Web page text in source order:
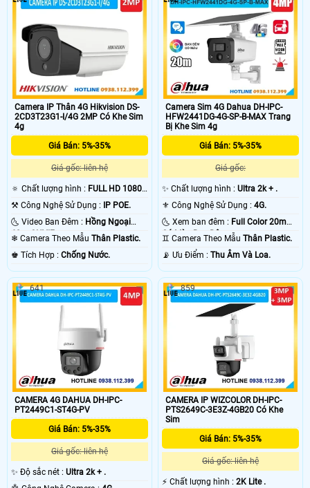
Camera IP Thân 4G Hikvision DS-
2CD3T23G1-I/4G 2MP Có Khe Sim
4g
Giá Bán: 5%-35%
Giá gốc: liên hệ
🔅 Chất lượng hình : FULL HD 1080P
⚒ Công Nghệ Sử Dụng : IP POE.
🌜 Video Ban Đêm : Hồng Ngoại
60m ONVIF.
❄ Camera Theo Mẫu Thân Plastic.
️♚ Tích Hợp : Chống Nước.
Camera Sim 4G Dahua DH-IPC-
HFW2441DG-4G-SP-B-MAX Trang
Bị Khe Sim 4g
Giá Bán: 5%-35%
Giá gốc:
✨ Chất lượng hình :Ultra 2k + .
⚜️ Công Nghệ Sử Dụng :4G.
🌜 Xem ban đêm : Full Color 20m
Có Màu Ban Ðêm.
♊ Camera Theo MẫuThân Plastic.
️📡 Ưu Điểm :Thu Âm Và Loa.
CAMERA 4G DAHUA DH-IPC-
PT2449C1-ST4G-PV
Giá Bán: 5%-35%
Giá gốc: liên hệ
✨ Độ sắc nét : Ultra 2k + .
641
CAMERA IP WIZCOLOR DH-IPC-
PTS2649C-3E3Z-4GB20 Có Khe
Sim
Giá Bán: 5%-35%
Giá gốc: liên hệ
️⚡ Chất lượng hình :2K Lite .
859